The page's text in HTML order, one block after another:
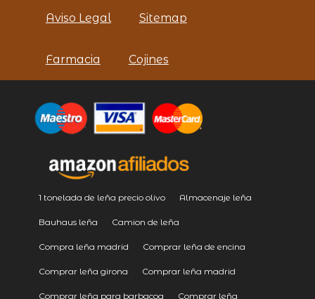
Aviso Legal Sitemap
Farmacia Cojines
1 tonelada de leña precio olivo Almacenaje leña
Bauhaus leña Camion de leña
Compra leña madrid Comprar leña de encina
Comprar leña girona Comprar leña madrid
Comprar leña para barbacoa Comprar leña